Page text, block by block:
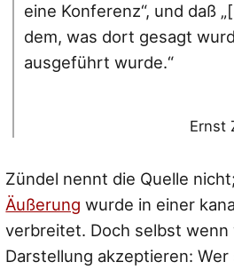
eine Konferenz“, und daß
dem, was dort gesagt
ausgeführt wurde.“
Ernst
Zündel nennt die Quelle
Äußerung wurde in einer
verbreitet. Doch selbst wenn
Darstellung akzeptieren: